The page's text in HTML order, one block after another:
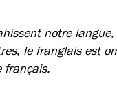
notre
le franglais est
français.